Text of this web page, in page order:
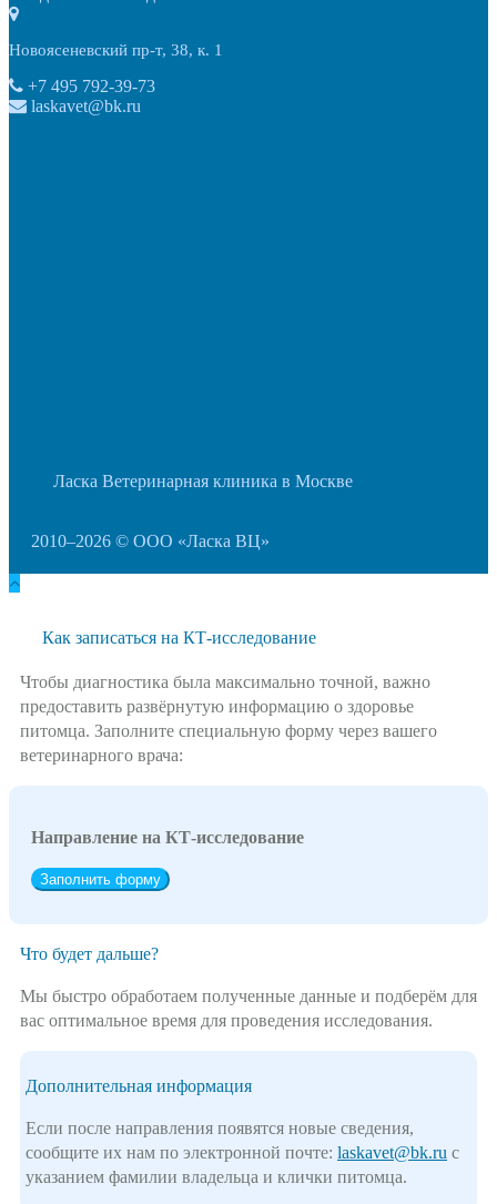
Новоясеневский пр-т, 38, к. 1
+7 495 792-39-73
laskavet@bk.ru
Ласка Ветеринарная клиника в Москве
2010–2026 © ООО «Ласка ВЦ»
Как записаться на КТ-исследование
Чтобы диагностика была максимально точной, важно
предоставить развёрнутую информацию о здоровье
питомца. Заполните специальную форму через вашего
ветеринарного врача:
Направление на КТ-исследование
Заполнить форму
Что будет дальше?
Мы быстро обработаем полученные данные и подберём для
вас оптимальное время для проведения исследования.
Дополнительная информация
Если после направления появятся новые сведения,
сообщите их нам по электронной почте: laskavet@bk.ru с
указанием фамилии владельца и клички питомца.